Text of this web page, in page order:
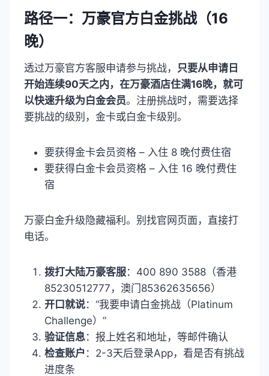
路径一：万豪官方白金挑战（16
晚）
透过万豪官方客服申请参与挑战， 只要从申请日
开始连续90天之内，在万豪酒店住满16晚，就可
以快速升级为白金会员。注册挑战时，需要选择
要挑战的级别，金卡或白金卡级别。
要获得金卡会员资格 – 入住 8 晚付费住宿
要获得白金卡会员资格 – 入住 16 晚付费住
宿
万豪白金升级隐藏福利。别找官网页面，直接打
电话。
拨打大陆万豪客服：400 890 3588（香港
85230512777，澳门85362635656）
开口就说：“我要申请白金挑战（Platinum
Challenge）”
验证信息：报上姓名和地址，等邮件确认
检查账户 ：2-3天后登录App，看是否有挑战
进度条